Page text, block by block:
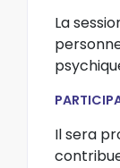
La
Il sera